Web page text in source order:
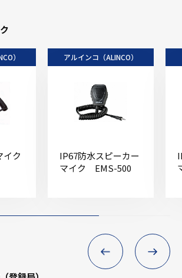
）
イク
アルインコ（ALINCO）
IP67防水スピーカー
マイク EMS-500